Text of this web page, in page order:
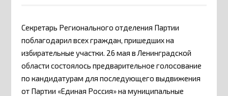
Секретарь Регионального отделения Партии
поблагодарил всех граждан, пришедших на
избирательные участки. 26 мая в Ленинградской
области состоялось предварительное голосование
по кандидатурам для последующего выдвижения
от Партии «Единая Россия» на муниципальные